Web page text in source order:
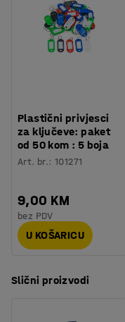
Plastični privjesci
za ključeve: paket
od 50 kom : 5 boja
Art. br.:101271
9,00 KM
bez PDV
U KOŠARICU
Slični proizvodi